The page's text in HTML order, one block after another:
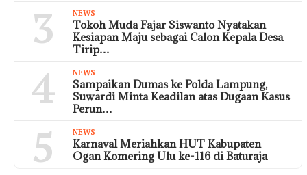
3 NEWS
Tokoh Muda Fajar Siswanto Nyatakan
Kesiapan Maju sebagai Calon Kepala Desa
Tirip…
4 NEWS
Sampaikan Dumas ke Polda Lampung,
Suwardi Minta Keadilan atas Dugaan Kasus
Perun…
5 NEWS
Karnaval Meriahkan HUT Kabupaten
Ogan Komering Ulu ke-116 di Baturaja